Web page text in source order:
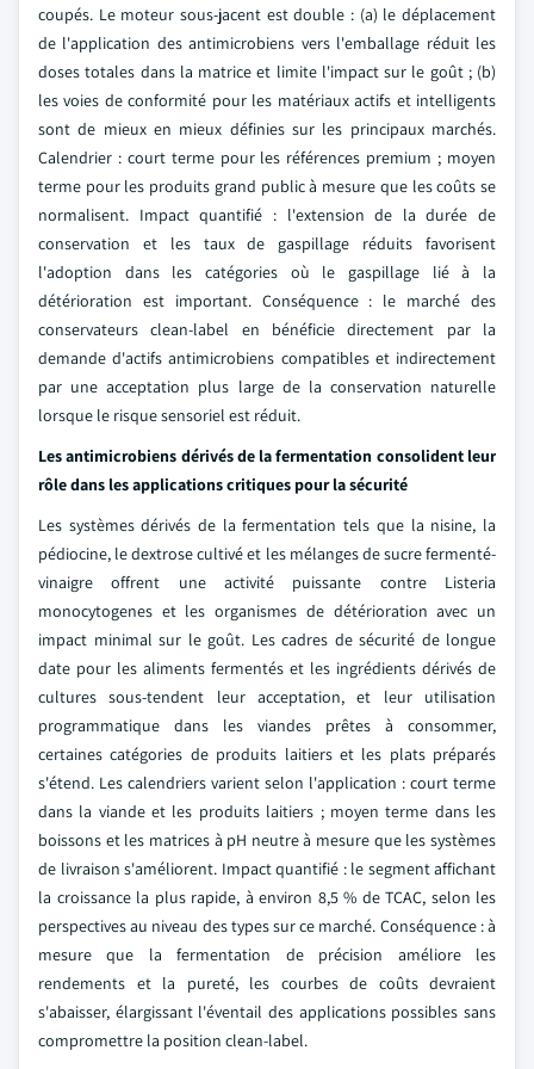
coupés. Le moteur sous-jacent est double : (a) le déplacement
de l'application des antimicrobiens vers l'emballage réduit les
doses totales dans la matrice et limite l'impact sur le goût ; (b)
les voies de conformité pour les matériaux actifs et intelligents
sont de mieux en mieux définies sur les principaux marchés.
Calendrier : court terme pour les références premium ; moyen
terme pour les produits grand public à mesure que les coûts se
normalisent. Impact quantifié : l'extension de la durée de
conservation et les taux de gaspillage réduits favorisent
l'adoption dans les catégories où le gaspillage lié à la
détérioration est important. Conséquence : le marché des
conservateurs clean-label en bénéficie directement par la
demande d'actifs antimicrobiens compatibles et indirectement
par une acceptation plus large de la conservation naturelle
lorsque le risque sensoriel est réduit.
Les antimicrobiens dérivés de la fermentation consolident leur
rôle dans les applications critiques pour la sécurité
Les systèmes dérivés de la fermentation tels que la nisine, la
pédiocine, le dextrose cultivé et les mélanges de sucre fermenté-
vinaigre offrent une activité puissante contre Listeria
monocytogenes et les organismes de détérioration avec un
impact minimal sur le goût. Les cadres de sécurité de longue
date pour les aliments fermentés et les ingrédients dérivés de
cultures sous-tendent leur acceptation, et leur utilisation
programmatique dans les viandes prêtes à consommer,
certaines catégories de produits laitiers et les plats préparés
s'étend. Les calendriers varient selon l'application : court terme
dans la viande et les produits laitiers ; moyen terme dans les
boissons et les matrices à pH neutre à mesure que les systèmes
de livraison s'améliorent. Impact quantifié : le segment affichant
la croissance la plus rapide, à environ 8,5 % de TCAC, selon les
perspectives au niveau des types sur ce marché. Conséquence : à
mesure que la fermentation de précision améliore les
rendements et la pureté, les courbes de coûts devraient
s'abaisser, élargissant l'éventail des applications possibles sans
compromettre la position clean-label.